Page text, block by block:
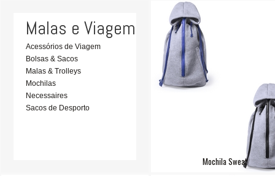
Malas e Viagem
Acessórios de Viagem
Bolsas & Sacos
Malas & Trolleys
Mochilas
Necessaires
Sacos de Desporto
Mochila Sweat